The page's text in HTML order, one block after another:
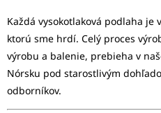
Každá vysokotlaková podlaha je
ktorú sme hrdí. Celý proces
výrobu a balenie, prebieha v
Nórsku pod starostlivým
odborníkov.